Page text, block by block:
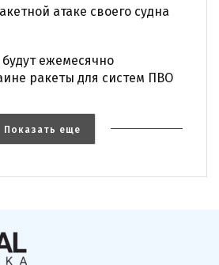
атаке своего судна
ежемесячно
ракеты для систем ПВО
Показать еще